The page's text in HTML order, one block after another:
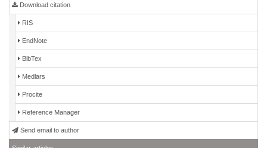
Download citation
RIS
EndNote
BibTex
Medlars
Procite
Reference Manager
Send email to author